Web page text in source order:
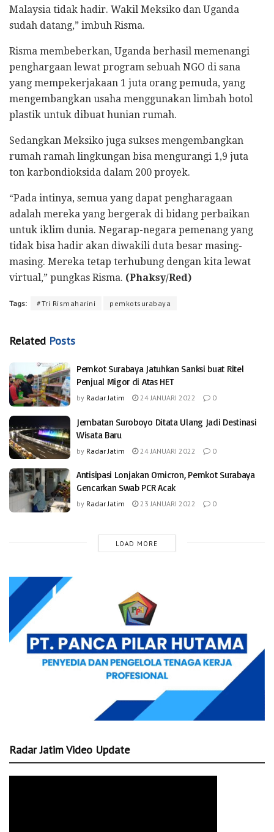
Malaysia tidak hadir. Wakil Meksiko dan Uganda
sudah datang,” imbuh Risma.
Risma membeberkan, Uganda berhasil memenangi
penghargaan lewat program sebuah NGO di sana
yang mempekerjakaan 1 juta orang pemuda, yang
mengembangkan usaha menggunakan limbah botol
plastik untuk dibuat hunian rumah.
Sedangkan Meksiko juga sukses mengembangkan
rumah ramah lingkungan bisa mengurangi 1,9 juta
ton karbondioksida dalam 200 proyek.
“Pada intinya, semua yang dapat pengharagaan
adalah mereka yang bergerak di bidang perbaikan
untuk iklim dunia. Negarap-negara pemenang yang
tidak bisa hadir akan diwakili duta besar masing-
masing. Mereka tetap terhubung dengan kita lewat
virtual,” pungkas Risma. (Phaksy/Red)
Tags: #Tri Rismaharini pemkotsurabaya
Related Posts
Pemkot Surabaya Jatuhkan Sanksi buat Ritel
Penjual Migor di Atas HET
by Radar Jatim 24 JANUARI 2022 0
Jembatan Suroboyo Ditata Ulang Jadi Destinasi
Wisata Baru
by Radar Jatim 24 JANUARI 2022 0
Antisipasi Lonjakan Omicron, Pemkot Surabaya
Gencarkan Swab PCR Acak
by Radar Jatim 23 JANUARI 2022 0
LOAD MORE
Radar Jatim Video Update